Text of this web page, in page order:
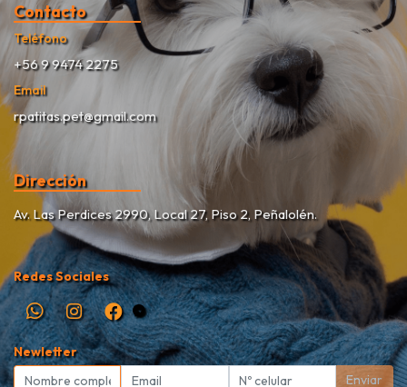
Contacto
Teléfono
+56 9 9474 2275
Email
rpatitas.pet@gmail.com
Dirección
Av. Las Perdices 2990, Local 27, Piso 2, Peñalolén.
Redes Sociales
Newletter
Enviar